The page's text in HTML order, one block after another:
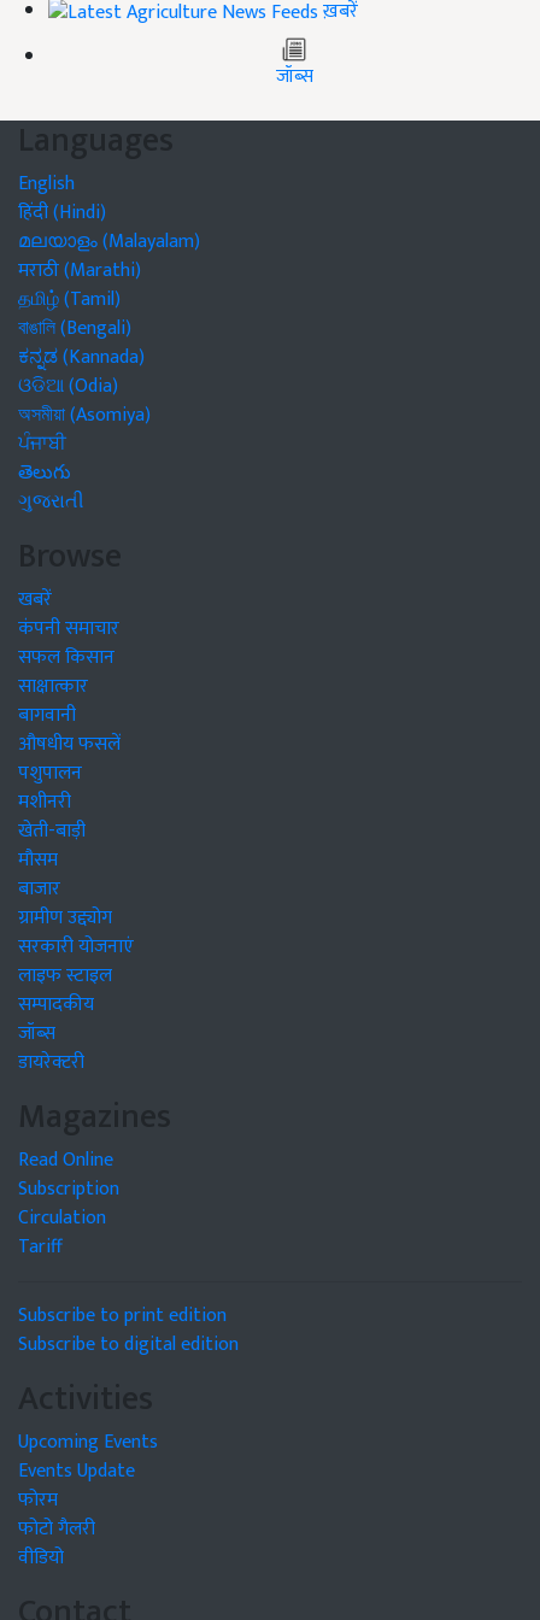
ख़बरें
जॉब्स
Languages
English
हिंदी (Hindi)
മലയാളം (Malayalam)
मराठी (Marathi)
தமிழ் (Tamil)
বাঙালি (Bengali)
ಕನ್ನಡ (Kannada)
ଓଡିଆ (Odia)
অসমীয়া (Asomiya)
ਪੰਜਾਬੀ
తెలుగు
ગુજરાતી
Browse
खबरें
कंपनी समाचार
सफल किसान
साक्षात्कार
बागवानी
औषधीय फसलें
पशुपालन
मशीनरी
खेती-बाड़ी
मौसम
बाजार
ग्रामीण उद्द्योग
सरकारी योजनाएं
लाइफ स्टाइल
सम्पादकीय
जॉब्स
डायरेक्टरी
Magazines
Read Online
Subscription
Circulation
Tariff
Subscribe to print edition
Subscribe to digital edition
Activities
Upcoming Events
Events Update
फोरम
फोटो गैलरी
वीडियो